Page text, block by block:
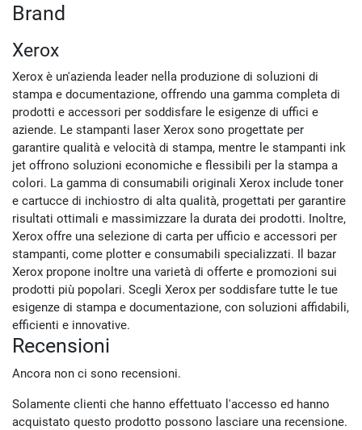
Brand
Xerox
Xerox è un'azienda leader nella produzione di soluzioni di
stampa e documentazione, offrendo una gamma completa di
prodotti e accessori per soddisfare le esigenze di uffici e
aziende. Le stampanti laser Xerox sono progettate per
garantire qualità e velocità di stampa, mentre le stampanti ink
jet offrono soluzioni economiche e flessibili per la stampa a
colori. La gamma di consumabili originali Xerox include toner
e cartucce di inchiostro di alta qualità, progettati per garantire
risultati ottimali e massimizzare la durata dei prodotti. Inoltre,
Xerox offre una selezione di carta per ufficio e accessori per
stampanti, come plotter e consumabili specializzati. Il bazar
Xerox propone inoltre una varietà di offerte e promozioni sui
prodotti più popolari. Scegli Xerox per soddisfare tutte le tue
esigenze di stampa e documentazione, con soluzioni affidabili,
efficienti e innovative.
Recensioni
Ancora non ci sono recensioni.
Solamente clienti che hanno effettuato l'accesso ed hanno
acquistato questo prodotto possono lasciare una recensione.